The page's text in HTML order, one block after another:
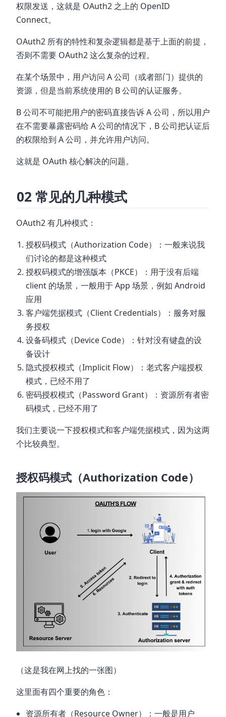
权限发送，这就是 OAuth2 之上的 OpenID
Connect。
OAuth2 所有的特性和复杂逻辑都是基于上面的前提，
否则不需要 OAuth2 这么复杂的过程。
在某个场景中，用户访问 A 公司（或者部门）提供的
资源，但是当前系统使用的 B 公司的认证服务。
B 公司不可能把用户的密码直接告诉 A 公司，所以用户
在不需要暴露密码给 A 公司的情况下，B 公司把认证后
的权限给到 A 公司，并允许用户访问。
这就是 OAuth 核心解决的问题。
02 常见的几种模式
OAuth2 有几种模式：
授权码模式（Authorization Code）：一般来说我
们讨论的都是这种模式
授权码模式的增强版本（PKCE）：用于没有后端
client 的场景，一般用于 App 场景，例如 Android
应用
客户端凭据模式（Client Credentials）：服务对服
务授权
设备码模式（Device Code）：针对没有键盘的设
备设计
隐式授权模式（Implicit Flow）：老式客户端授权
模式，已经不用了
密码授权模式（Password Grant）：资源所有者密
码模式，已经不用了
我们主要说一下授权模式和客户端凭据模式，因为这两
个比较典型。
授权码模式（Authorization Code）
（这是我在网上找的一张图）
这里面有四个重要的角色：
资源所有者（Resource Owner）：一般是用户